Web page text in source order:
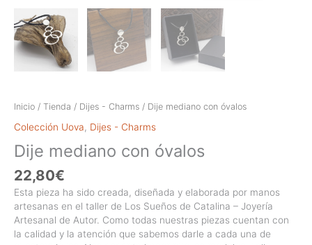
Inicio / Tienda / Dijes - Charms / Dije mediano con óvalos
Colección Uova Dijes - Charms
Dije mediano con óvalos
22,80€
Esta pieza ha sido creada, diseñada y elaborada por manos
artesanas en el taller de Los Sueños de Catalina – Joyería
Artesanal de Autor. Como todas nuestras piezas cuentan con
la calidad y la atención que sabemos darle a cada una de